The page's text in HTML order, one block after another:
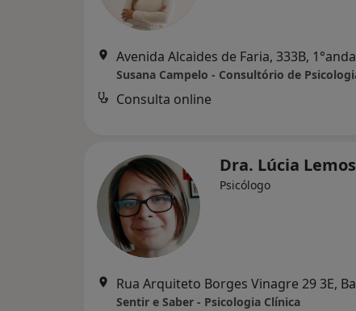
Consulta online
Dra. Lúcia Lemos
Psicólogo
Sentir e Saber - Psicologia Clínica